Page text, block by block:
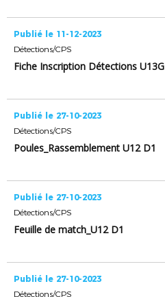
Publié le 11-12-2023
Détections/CPS
Fiche Inscription Détections U13G
Publié le 27-10-2023
Détections/CPS
Poules_Rassemblement U12 D1
Publié le 27-10-2023
Détections/CPS
Feuille de match_U12 D1
Publié le 27-10-2023
Détections/CPS